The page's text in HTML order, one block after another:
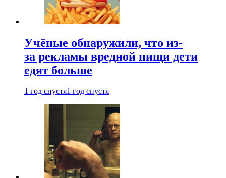
Учёные обнаружили, что из-
за рекламы вредной пищи дети
едят больше
1 год спустя1 год спустя